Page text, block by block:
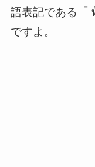
語表記である「
ですよ。